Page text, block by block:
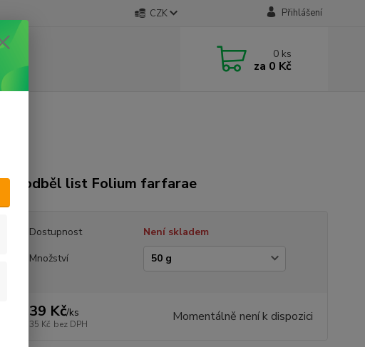
CZK Přihlášení
0 ks
za 0 Kč
Podběl list Folium farfarae
Dostupnost
Není skladem
Množství
39 Kč/ks
35 Kč bez DPH Momentálně není k dispozici